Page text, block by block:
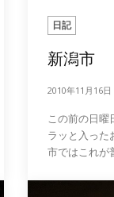
日記
新潟市
2010年11月16日
この前の日曜日用事で新
ラッと入ったお店で 友人が頼んだも
市ではこれが